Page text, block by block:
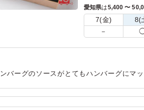
お楽しみいただけ
※ご飯を「白ご飯
(＋480円)」「オ
ンよりお選びくだ
愛知県は5,400 〜
7(金) 8(
－
バーグのソースがとてもハンバーグにマ